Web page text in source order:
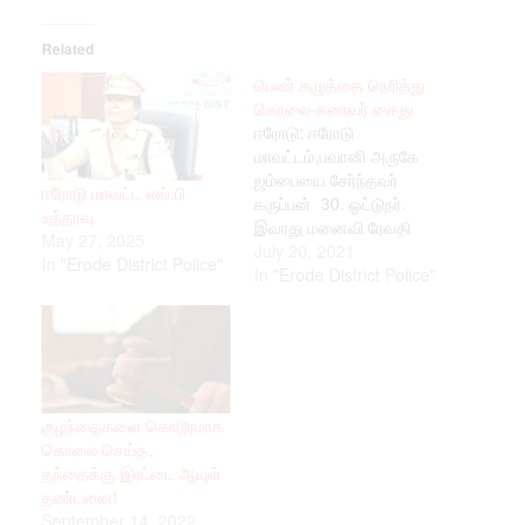
Related
ஈரோடு மாவட்ட எஸ்.பி
உத்தரவு
பெண் கழுத்தை நெரித்து
கொலை-கணவர் கைது
ஈரோடு: ஈரோடு
மாவட்டம்,பவானி அருகே
ஜம்பையை சேர்ந்தவர்
கருப்பன் 30. ஓட்டுநர்.
இவரது மனைவி ரேவதி
குழந்தைகளை கொடூரமாக
கொலை செய்த,
தந்தைக்கு இரட்டை ஆயுள்
தண்டனை!